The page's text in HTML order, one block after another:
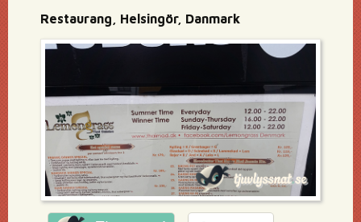
Restaurang, Helsingör, Danmark